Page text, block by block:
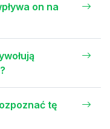
on na
tę